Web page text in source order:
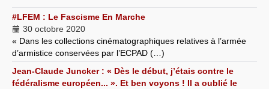
#LFEM : Le Fascisme En Marche
30 octobre 2020
« Dans les collections cinématographiques relatives à l’armée
d’armistice conservées par l’ECPAD (…)
Jean-Claude Juncker : « Dès le début, j’étais contre le
fédéralisme européen... ». Et ben voyons ! Il a oublié le